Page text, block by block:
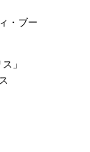
・ブー
」